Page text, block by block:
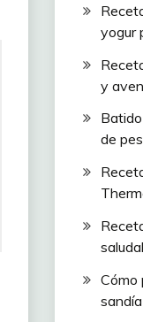
yogur
y
de
Cómo